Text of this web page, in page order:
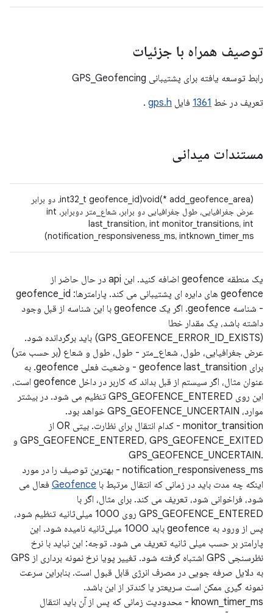
توصیف همراه با جزئیات
رابط توسعه یافته برای پشتیبانی GPS_Geofencing
تعریف در خط 1361 فایل gps.h
.
مستندات میدانی
void(* add_geofence_area)(int32_t geofence_id، دو برابر
عرض جغرافیایی، طول جغرافیایی دو برابر، شعاع_متر دوبرابر، int
last_transition، int monitor_transitions، int
notification_responsiveness_ms، intknown_timer_ms)
یک منطقه geofence اضافه کنید. این api در حال حاضر از
geofence های دایره ای پشتیبانی می کند. پارامترها: geofence_id
- شناسه geofence. اگر یک geofence با این شناسه از قبل وجود
داشته باشد، یک مقدار خطا
(GPS_GEOFENCE_ERROR_ID_EXISTS) باید برگردانده شود.
عرض جغرافیایی، طول، شعاع_متر - طول، طول و شعاع (بر حسب متر)
برای geofence last_transition - وضعیت فعلی geofence. به
عنوان مثال، اگر سیستم از قبل بداند که کاربر در داخل geofence است،
این روی GPS_GEOFENCE_ENTERED تنظیم می شود. در بیشتر
موارد، GPS_GEOFENCE_UNCERTAIN خواهد بود.
monitor_transition - کدام انتقال برای نظارت. بیتی OR از
GPS_GEOFENCE_ENTERED، GPS_GEOFENCE_EXITED و
GPS_GEOFENCE_UNCERTAIN.
notification_responsiveness_ms - بهترین توصیف را در مورد
اینکه چه مدت باید در زمانی که انتقال مرتبط با Geofence فعال می
شود، فراخوانی شود، تعریف می کند. برای مثال، اگر با
GPS_GEOFENCE_ENTERED روی 1000 میلی‌ثانیه تنظیم شود،
پس از ورود به geofence باید 1000 میلی‌ثانیه نامیده شود. این
پارامتر بر حسب میلی ثانیه تعریف می شود. توجه: این نباید با نرخ
نظرسنجی GPS اشتباه گرفته شود. تغییر پویا نرخ نمونه برداری از GPS
به دلایل صرفه جویی در مصرف انرژی قابل قبول است. بنابراین سرعت
نمونه گیری ممکن است سریعتر یا کندتر از این باشد.
known_timer_ms - محدودیت زمانی که پس از آن باید انتقال